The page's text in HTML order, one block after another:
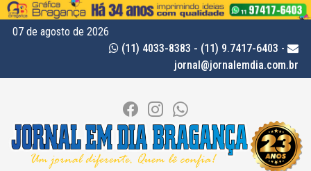
07 de agosto de 2026
(11) 4033-8383 - (11) 9.7417-6403 -
jornal@jornalemdia.com.br